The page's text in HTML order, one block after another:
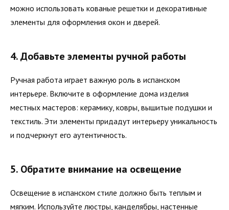
можно использовать кованые решетки и декоративные
элементы для оформления окон и дверей.
4. Добавьте элементы ручной работы
Ручная работа играет важную роль в испанском
интерьере. Включите в оформление дома изделия
местных мастеров: керамику, ковры, вышитые подушки и
текстиль. Эти элементы придадут интерьеру уникальность
и подчеркнут его аутентичность.
5. Обратите внимание на освещение
Освещение в испанском стиле должно быть теплым и
мягким. Используйте люстры, канделябры, настенные